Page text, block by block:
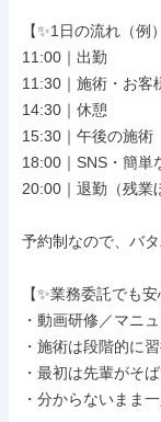
【✨1日の流れ（例
11:00｜出勤
11:30｜施術・お客
14:30｜休憩
15:30｜午後の施術
18:00｜SNS・簡単
20:00｜退勤（残業
予約制なので、バ
【✨業務委託でも
・動画研修／マニ
・施術は段階的に
・最初は先輩がそ
・分からないまま